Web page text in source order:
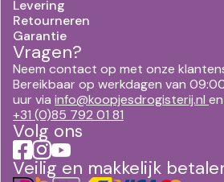
Levering
Retourneren
Garantie
Vragen?
Neem contact op met onze
Bereikbaar op werkdagen van
uur via info@koopjesdrogisterij.nl en
+31 (0)85 792 01 81
Volg ons
Veilig en makkelijk